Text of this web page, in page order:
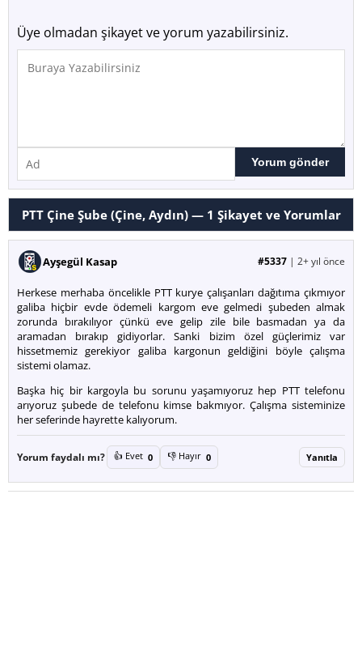
Üye olmadan şikayet ve yorum yazabilirsiniz.
PTT Çine Şube (Çine, Aydın) — 1 Şikayet ve Yorumlar
Ayşegül Kasap #5337 | 2+ yıl önce
Herkese merhaba öncelikle PTT kurye çalışanları dağıtıma çıkmıyor
galiba hiçbir evde ödemeli kargom eve gelmedi şubeden almak
zorunda bırakılıyor çünkü eve gelip zile bile basmadan ya da
aramadan bırakıp gidiyorlar. Sanki bizim özel güçlerimiz var
hissetmemiz gerekiyor galiba kargonun geldiğini böyle çalışma
sistemi olamaz.
Başka hiç bir kargoyla bu sorunu yaşamıyoruz hep PTT telefonu
arıyoruz şubede de telefonu kimse bakmıyor. Çalışma sisteminize
her seferinde hayrette kalıyorum.
Yorum faydalı mı? 👍 Evet 0 👎 Hayır 0 Yanıtla